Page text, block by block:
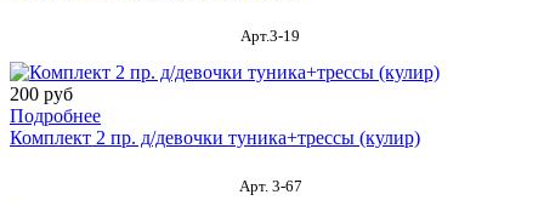
Арт.3-19
200 руб
Подробнее
Комплект 2 пр. д/девочки туника+трессы (кулир)
Арт. 3-67